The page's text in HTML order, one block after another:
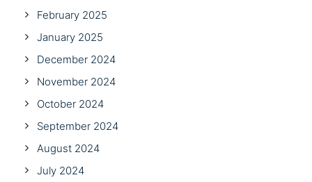
February 2025
January 2025
December 2024
November 2024
October 2024
September 2024
August 2024
July 2024